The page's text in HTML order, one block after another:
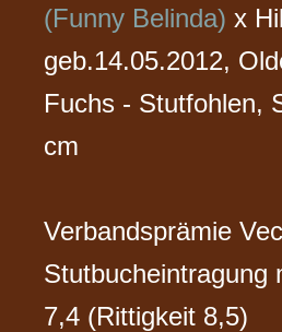
(Funny Belinda) x
geb.14.05.2012,
Fuchs - Stutfohlen,
cm
Verbandsprämie
Stutbucheintragung
7,4 (Rittigkeit 8,5)